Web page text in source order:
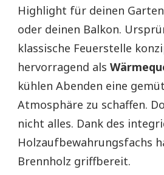
Highlight für deinen
oder deinen Balkon.
klassische Feuerstelle
hervorragend als
kühlen Abenden eine
Atmosphäre zu schaffen.
nicht alles. Dank des
Holzaufbewahrungsfachs
Brennholz griffbereit.